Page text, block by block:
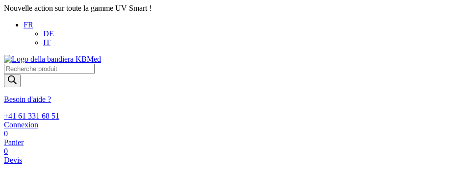
Nouvelle action sur toute la gamme UV Smart !
FR
DE
IT
Recherche
de
produits
Besoin d'aide ?
+41 61 331 68 51
Connexion
0
Panier
0
Devis